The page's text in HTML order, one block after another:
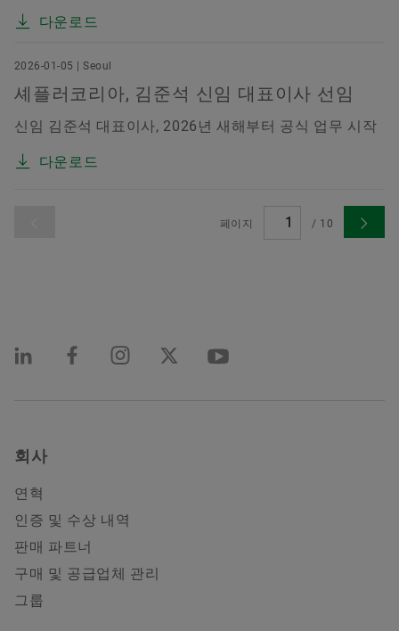
다운로드
2026-01-05 | Seoul
셰플러코리아, 김준석 신임 대표이사 선임
신임 김준석 대표이사, 2026년 새해부터 공식 업무 시작
다운로드
페이지 / 10
회사
연혁
인증 및 수상 내역
판매 파트너
구매 및 공급업체 관리
그룹